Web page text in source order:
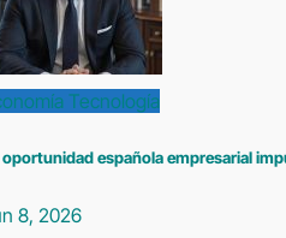
Tecnología
oportunidad española empresarial
8, 2026